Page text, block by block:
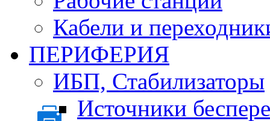
Кабели и
ПЕРИФЕРИЯ
ИБП, Стабилизаторы
Источники